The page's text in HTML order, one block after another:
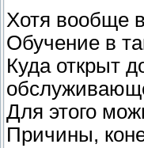
Хотя вообще
Обучение в
Куда открыт
Для этого
Причины,